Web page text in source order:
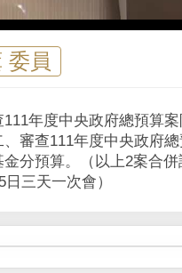
委員
111年度中央政府總預算
、審查111年度中央政府
分預算。（以上2案合
日三天一次會）